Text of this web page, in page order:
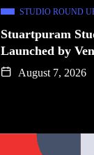
STUDIO ROUND
Stuartpuram
Launched by
August 7, 2026